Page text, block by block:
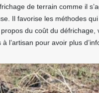
de terrain comme il
Il favorise les méthodes
propos du coût du défrichage,
l’artisan pour avoir plus